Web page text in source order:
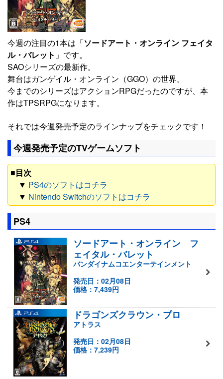
今週の注目の1本は「ソードアート・オンライン フェイタ
ル・バレット 」です。
SAOシリーズの最新作。
舞台はガンゲイル・オンライン（GGO）の世界。
今までのシリーズはアクションRPGだったのですが、本
作はTPSRPGになります。
それでは今週発売予定のラインナップをチェックです！
今週発売予定のTVゲームソフト
■目次
▼ PS4のソフトはコチラ
▼ Nintendo Switchのソフトはコチラ
PS4
ソードアート・オンライン フ
ェイタル・バレット
バンダイナムコエンターテインメント
発売日：02月08日
価格：7,439円
ドラゴンズクラウン・プロ
アトラス
発売日：02月08日
価格：7,239円